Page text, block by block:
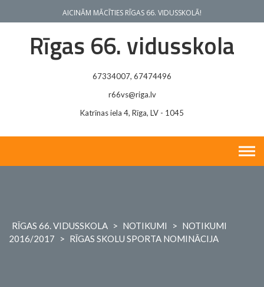
AICINĀM MĀCĪTIES RĪGAS 66. VIDUSSKOLĀ!
Rīgas 66. vidusskola
67334007, 67474496
r66vs@riga.lv
Katrīnas iela 4, Rīga, LV - 1045
RĪGAS 66. VIDUSSKOLA > NOTIKUMI > NOTIKUMI
2016/2017
> RĪGAS SKOLU SPORTA NOMINĀCIJA